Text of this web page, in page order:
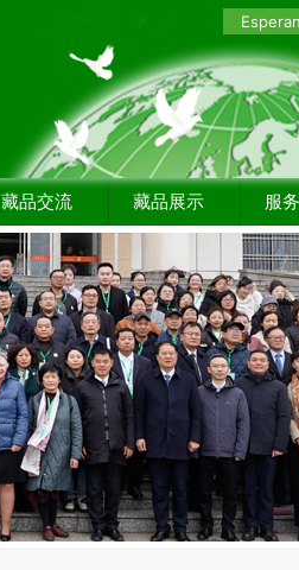
藏品交流 藏品展示 服